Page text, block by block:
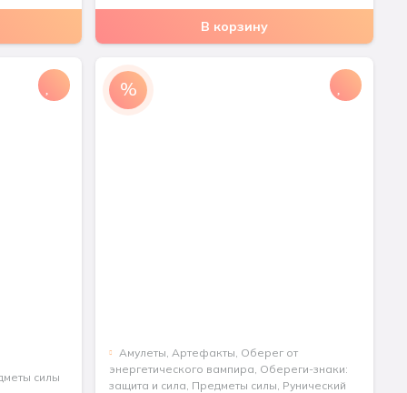
цена
составляла
5970 ₽.
цена:
2800 ₽.
В корзину
силы
%
Aмулеты Артефакты Оберег от
энергетического вампира Обереги-знаки:
защита и сила Предметы силы Рунический